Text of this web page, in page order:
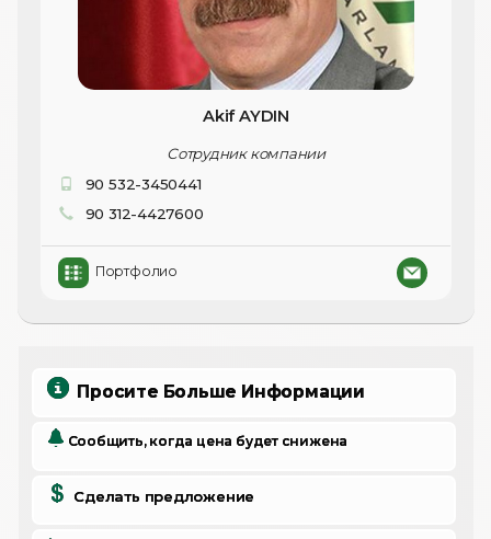
Akif AYDIN
Сотрудник компании
90 532-3450441
90 312-4427600
Портфолио
Просите Больше Информации
Сообщить, когда цена будет снижена
Сделать предложение